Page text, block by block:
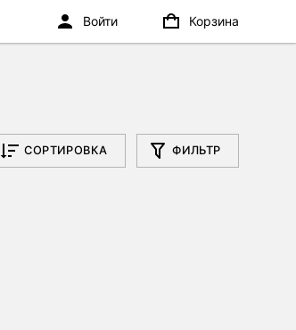
СОРТИРОВКА ФИЛЬТР
Войти Корзина